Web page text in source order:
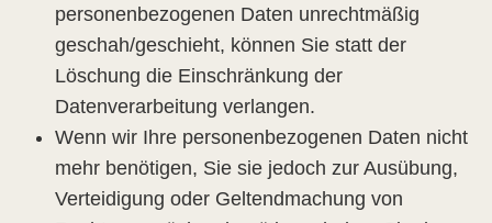
personenbezogenen Daten unrechtmäßig
geschah/geschieht, können Sie statt der
Löschung die Einschränkung der
Datenverarbeitung verlangen.
Wenn wir Ihre personenbezogenen Daten nicht
mehr benötigen, Sie sie jedoch zur Ausübung,
Verteidigung oder Geltendmachung von